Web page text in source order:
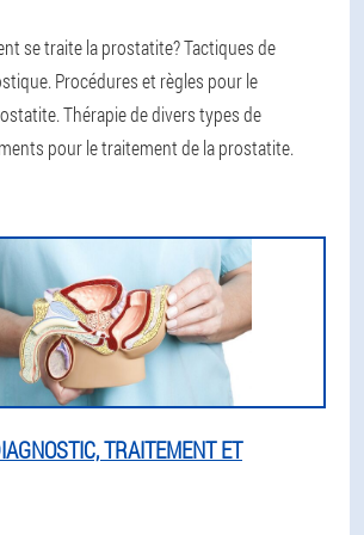
se traite la prostatite? Tactiques de
Procédures et règles pour le
Thérapie de divers types de
pour le traitement de la prostatite.
TRAITEMENT ET